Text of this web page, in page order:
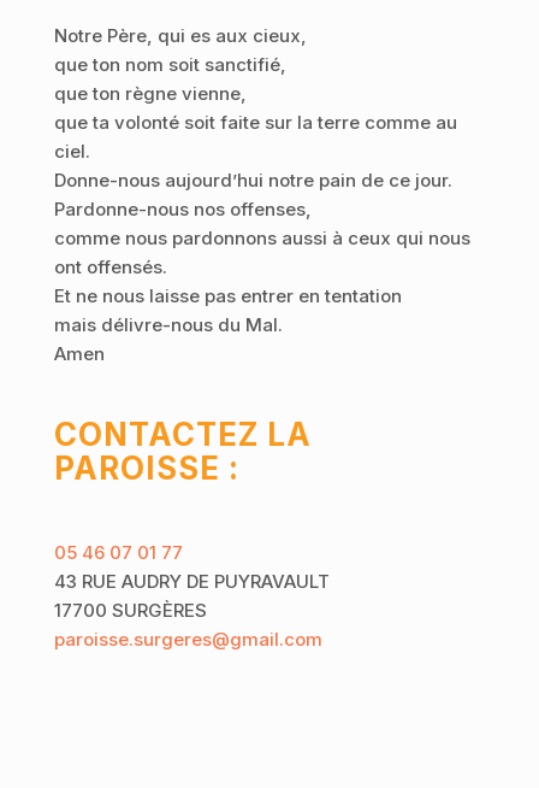
Notre Père, qui es aux cieux,
que ton nom soit sanctifié,
que ton règne vienne,
que ta volonté soit faite sur la terre comme au
ciel.
Donne-nous aujourd’hui notre pain de ce jour.
Pardonne-nous nos offenses,
comme nous pardonnons aussi à ceux qui nous
ont offensés.
Et ne nous laisse pas entrer en tentation
mais délivre-nous du Mal.
Amen
CONTACTEZ LA
PAROISSE :
05 46 07 01 77
43 RUE AUDRY DE PUYRAVAULT
17700 SURGÈRES
paroisse.surgeres@gmail.com